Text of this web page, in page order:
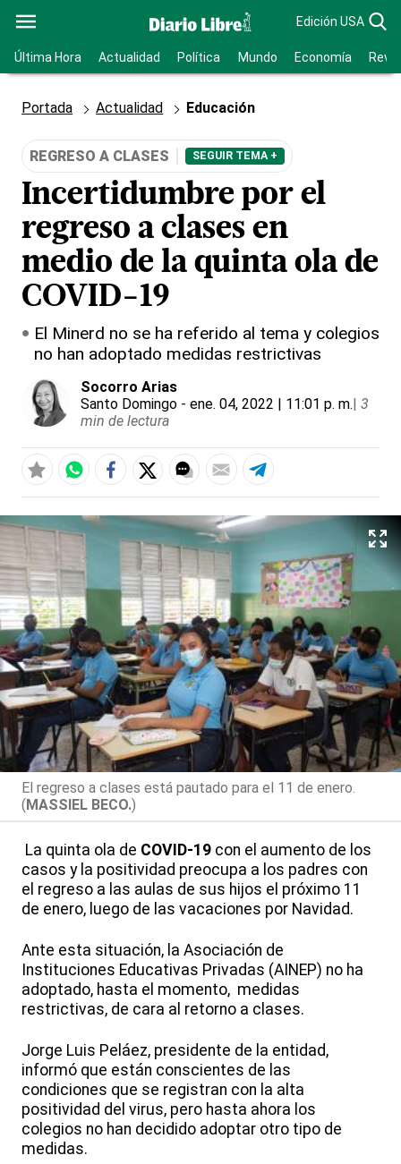
Edición USA
Última Hora Actualidad Política Mundo Economía
Portada Actualidad Educación
REGRESO A CLASES SEGUIR TEMA +
Incertidumbre por el
regreso a clases en
medio de la quinta ola de
COVID-19
El Minerd no se ha referido al tema y colegios
no han adoptado medidas restrictivas
Socorro Arias
Santo Domingo - ene. 04, 2022 | 11:01 p. m.| 3
min de lectura
El regreso a clases está pautado para el 11 de enero.
(MASSIEL BECO.)
La quinta ola de COVID-19 con el aumento de los
casos y la positividad preocupa a los padres con
el regreso a las aulas de sus hijos el próximo 11
de enero, luego de las vacaciones por Navidad.
Ante esta situación, la Asociación de
Instituciones Educativas Privadas (AINEP) no ha
adoptado, hasta el momento, medidas
restrictivas, de cara al retorno a clases.
Jorge Luis Peláez, presidente de la entidad,
informó que están conscientes de las
condiciones que se registran con la alta
positividad del virus, pero hasta ahora los
colegios no han decidido adoptar otro tipo de
medidas.